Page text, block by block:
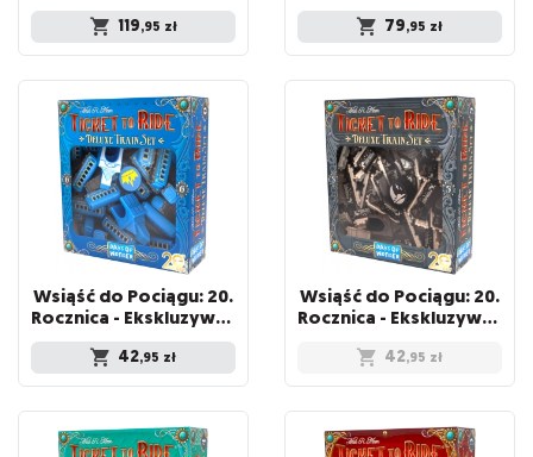
119,95 zł 79,95 zł
Wsiąść do Pociągu: 20.
Rocznica - Ekskluzywny zestaw pociągów - Niebieski
42,95 zł
Wsiąść do Pociągu: 20.
Rocznica - Ekskluzywny zestaw pociągów - Czarny
42,95 zł